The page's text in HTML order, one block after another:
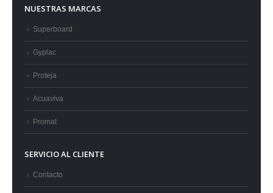
NUESTRAS MARCAS
Superboard
Gyplac
Proteja
Acuaviva
Promat
SERVICIO AL CLIENTE
Contacto